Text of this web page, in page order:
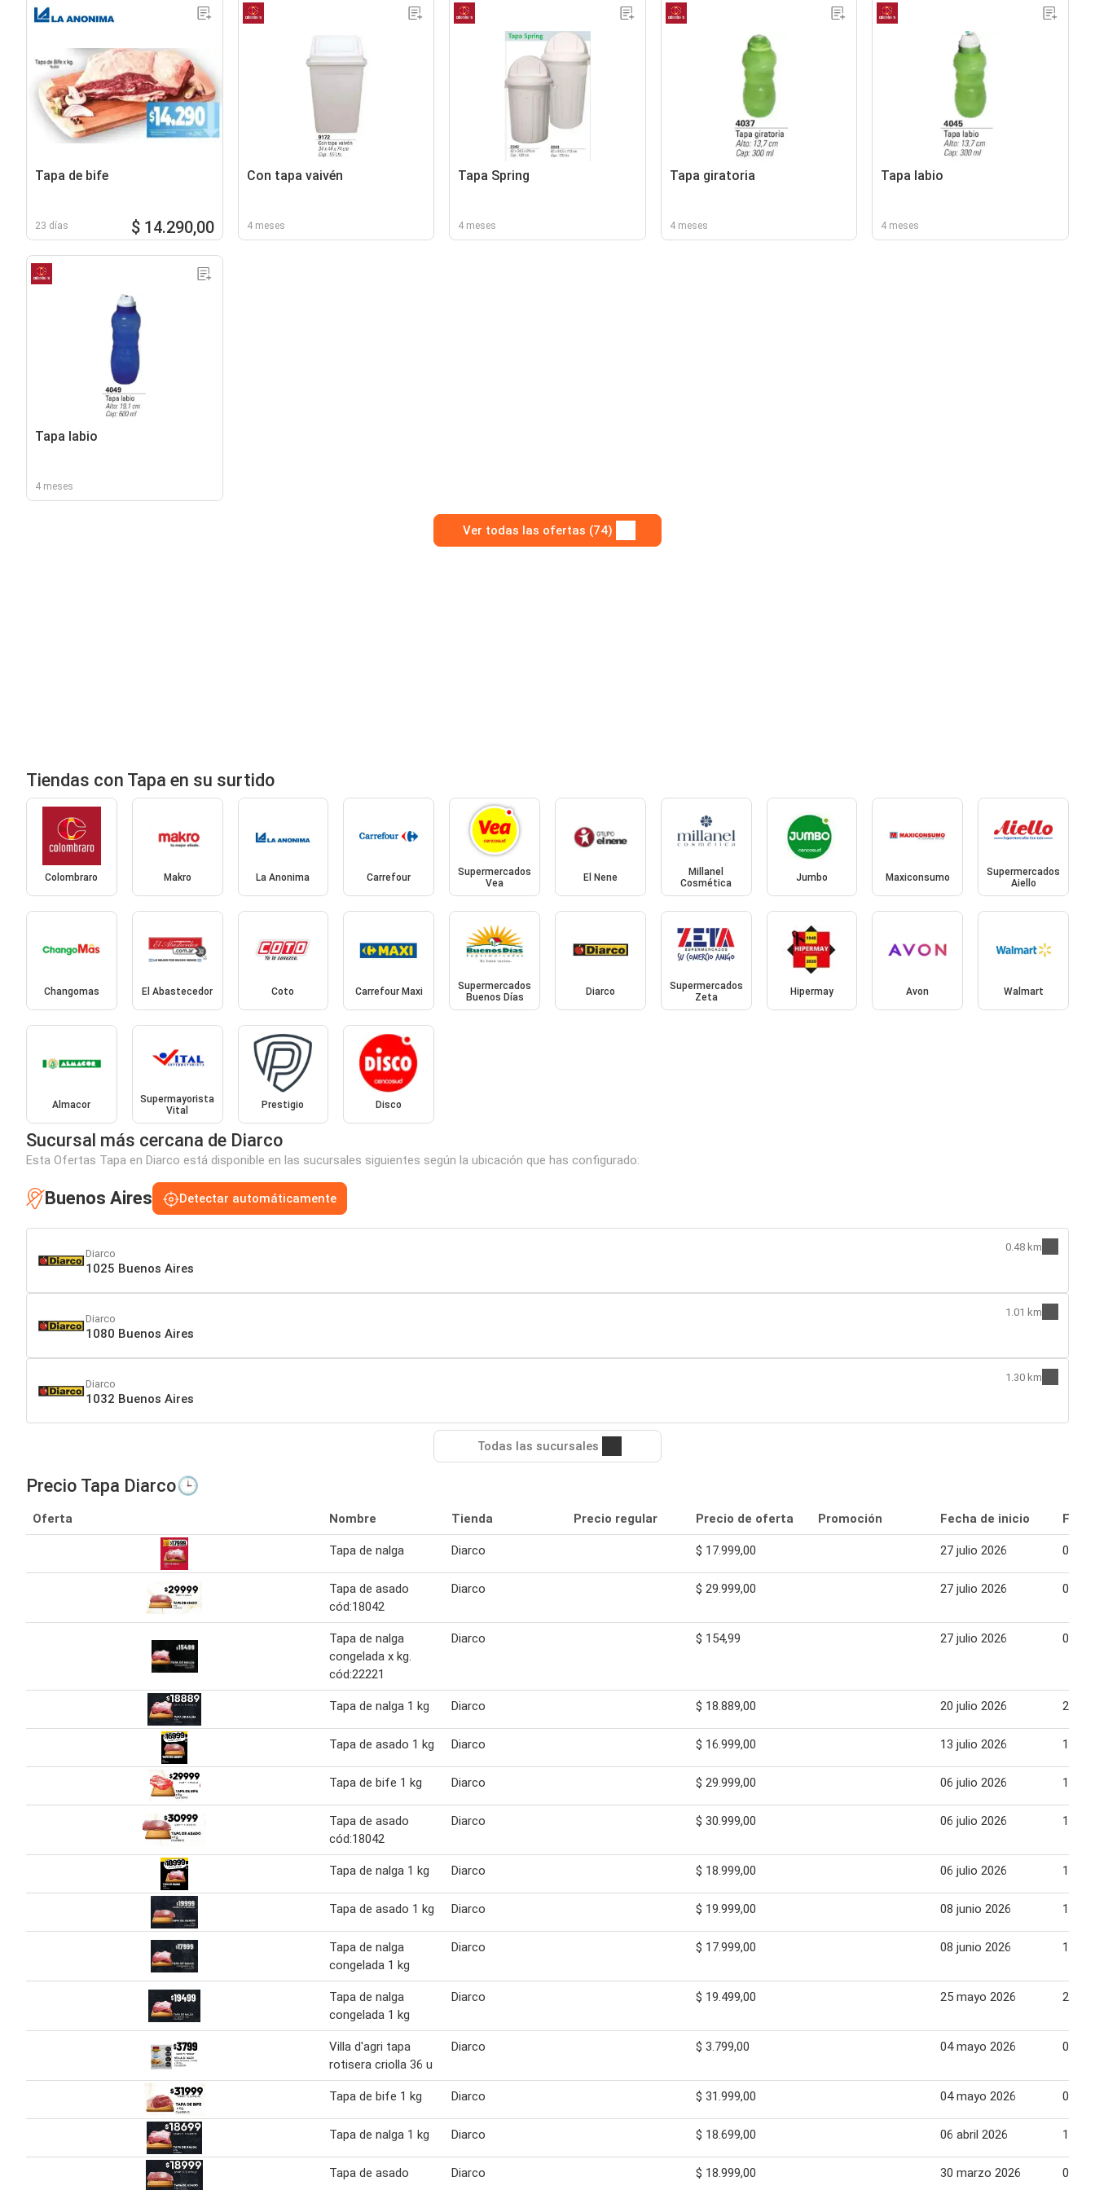
Tapa de bife
23 días $ 14.290,00
Con tapa vaivén
4 meses
Tapa Spring
4 meses
Tapa giratoria
4 meses
Tapa labio
4 meses
Tapa labio
4 meses
Ver todas las ofertas (74)
Tiendas con Tapa en su surtido
Colombraro Makro La Anonima Carrefour
Supermercados
Vea
El Nene
Millanel
Cosmética
Jumbo Maxiconsumo
Supermercados
Aiello
Changomas El Abastecedor Coto Carrefour Maxi
Supermercados
Buenos Días
Diarco
Supermercados
Zeta
Hipermay Avon Walmart
Almacor
Supermayorista
Vital
Prestigio Disco
Sucursal más cercana de Diarco
Esta Ofertas Tapa en Diarco está disponible en las sucursales siguientes según la ubicación que has configurado:
Buenos Aires Detectar automáticamente
Diarco
1025 Buenos Aires
0.48 km
Diarco
1080 Buenos Aires
1.01 km
Diarco
1032 Buenos Aires
1.30 km
Todas las sucursales
Precio Tapa Diarco🕒
Oferta Nombre Tienda Precio regular Precio de oferta Promoción Fecha de inicio
Tapa de nalga Diarco $ 17.999,00 27 julio 2026 01
Tapa de asado
cód:18042
Diarco $ 29.999,00 27 julio 2026 01
Tapa de nalga
congelada x kg.
cód:22221
Diarco $ 154,99 27 julio 2026 01
Tapa de nalga 1 kg Diarco $ 18.889,00 20 julio 2026 25
Tapa de asado 1 kg Diarco $ 16.999,00 13 julio 2026 18
Tapa de bife 1 kg Diarco $ 29.999,00 06 julio 2026 10
Tapa de asado
cód:18042
Diarco $ 30.999,00 06 julio 2026 11
Tapa de nalga 1 kg Diarco $ 18.999,00 06 julio 2026 10
Tapa de asado 1 kg Diarco $ 19.999,00 08 junio 2026 12
Tapa de nalga
congelada 1 kg
Diarco $ 17.999,00 08 junio 2026 12
Tapa de nalga
congelada 1 kg
Diarco $ 19.499,00 25 mayo 2026 29
Villa d'agri tapa
rotisera criolla 36 u
Diarco $ 3.799,00 04 mayo 2026 08
Tapa de bife 1 kg Diarco $ 31.999,00 04 mayo 2026 08
Tapa de nalga 1 kg Diarco $ 18.699,00 06 abril 2026 10
Tapa de asado Diarco $ 18.999,00 30 marzo 2026 03